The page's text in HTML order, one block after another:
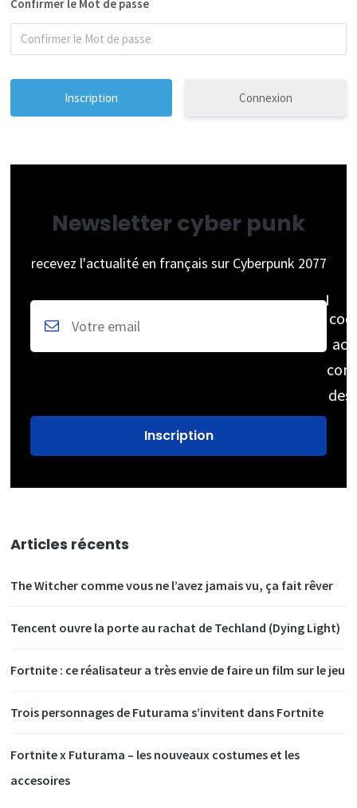
Confirmer le Mot de passe
Connexion
Newsletter cyber punk
recevez l'actualité en français sur Cyberpunk 2077
des
Articles récents
The Witcher comme vous ne l’avez jamais vu, ça fait rêver
Tencent ouvre la porte au rachat de Techland (Dying Light)
Fortnite : ce réalisateur a très envie de faire un film sur le jeu
Trois personnages de Futurama s’invitent dans Fortnite
Fortnite x Futurama – les nouveaux costumes et les
accesoires